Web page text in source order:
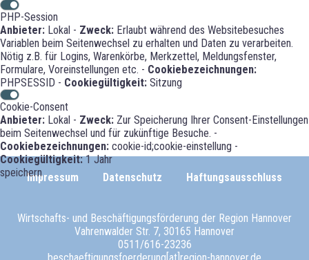
PHP-Session
Anbieter: Lokal - Zweck: Erlaubt während des Websitebesuches
Variablen beim Seitenwechsel zu erhalten und Daten zu verarbeiten.
Nötig z.B. für Logins, Warenkörbe, Merkzettel, Meldungsfenster,
Formulare, Voreinstellungen etc. - Cookiebezeichnungen:
PHPSESSID - Cookiegültigkeit: Sitzung
Cookie-Consent
Anbieter: Lokal - Zweck: Zur Speicherung Ihrer Consent-Einstellungen
beim Seitenwechsel und für zukünftige Besuche. -
Cookiebezeichnungen: cookie-id;cookie-einstellung -
Cookiegültigkeit:1 Jahr
speichernImpressum Datenschutz Haftungsausschluss
Wirtschafts- und Beschäftigungsförderung der Region Hannover
Vahrenwalder Str. 7, 30165 Hannover
0511/616-23236